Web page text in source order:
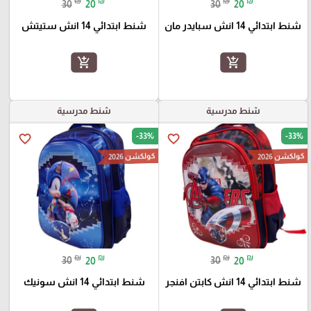
30 20
شنط ابتدائي 14 انش سبايدر مان
add_shopping_cart
30 20
شنط ابتدائي 14 انش ستيتش
add_shopping_cart
شنط مدرسية
favorite_border -33%
كولكشن 2026
30 ₪ 20 ₪
شنط ابتدائي 14 انش كابتن افنجر
شنط مدرسية
favorite_border -33%
كولكشن 2026
30 ₪ 20 ₪
شنط ابتدائي 14 انش سونيك